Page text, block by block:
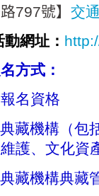
797號】 交
動網址：
方式：
名資格
典藏機構（包
護、文化資
典藏機構典藏